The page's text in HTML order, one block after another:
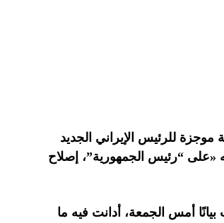
للرئيس الإيراني الجديد
«على “رئيس الجمهورية”، إصلاح
أمس الجمعة، أدانت فيه ما